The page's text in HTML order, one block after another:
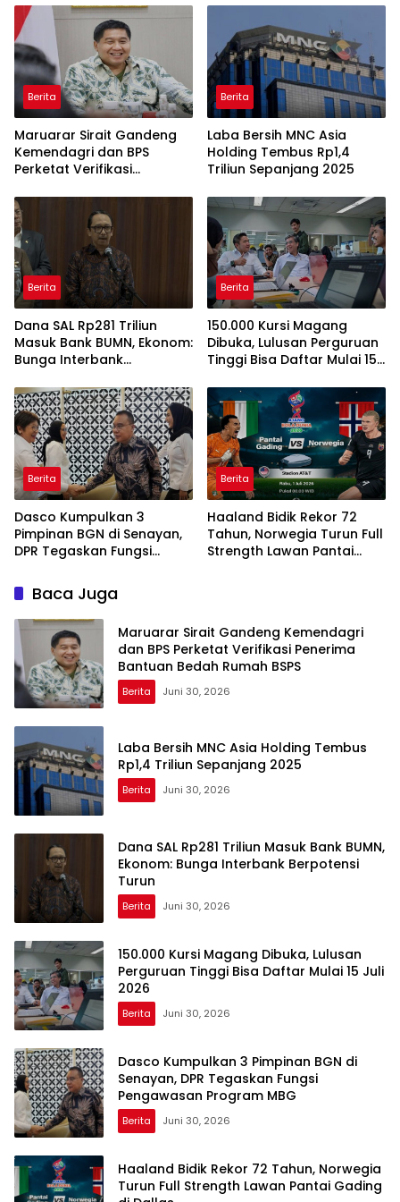
Berita
Maruarar Sirait Gandeng
Kemendagri dan BPS
Perketat Verifikasi
Rumah BSPS
Berita
Laba Bersih MNC Asia
Holding Tembus Rp1,4
Triliun Sepanjang 2025
Berita
Dana SAL Rp281 Triliun
Masuk Bank BUMN, Ekonom:
Bunga Interbank
Berita
150.000 Kursi Magang
Dibuka, Lulusan Perguruan
Tinggi Bisa Daftar Mulai 15
Berita
Dasco Kumpulkan 3
Pimpinan BGN di Senayan,
DPR Tegaskan Fungsi
Berita
Haaland Bidik Rekor 72
Tahun, Norwegia Turun Full
Strength Lawan Pantai
Baca Juga
Maruarar Sirait Gandeng Kemendagri
dan BPS Perketat Verifikasi Penerima
Bantuan Bedah Rumah BSPS
Berita Juni 30, 2026
Laba Bersih MNC Asia Holding Tembus
Rp1,4 Triliun Sepanjang 2025
Berita Juni 30, 2026
Dana SAL Rp281 Triliun Masuk Bank BUMN,
Ekonom: Bunga Interbank Berpotensi
Turun
Berita Juni 30, 2026
150.000 Kursi Magang Dibuka, Lulusan
Perguruan Tinggi Bisa Daftar Mulai 15 Juli
2026
Berita Juni 30, 2026
Dasco Kumpulkan 3 Pimpinan BGN di
Senayan, DPR Tegaskan Fungsi
Pengawasan Program MBG
Berita Juni 30, 2026
Haaland Bidik Rekor 72 Tahun, Norwegia
Turun Full Strength Lawan Pantai Gading